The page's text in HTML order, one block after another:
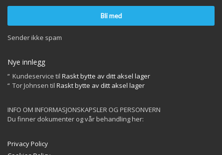
Sender ikke spam
Nye innlegg
Kundeservice til Raskt bytte av ditt aksel lager
Tor Johnsen til Raskt bytte av ditt aksel lager
INFO OM INFORMASJONSKAPSLER OG PERSONVERN
Du finner dokumenter og vår behandling her:
Privacy Policy